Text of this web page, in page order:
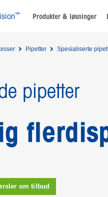
™ Produkter & løsninger
Pipetter Spesialiserte
pipetter
om tilbud